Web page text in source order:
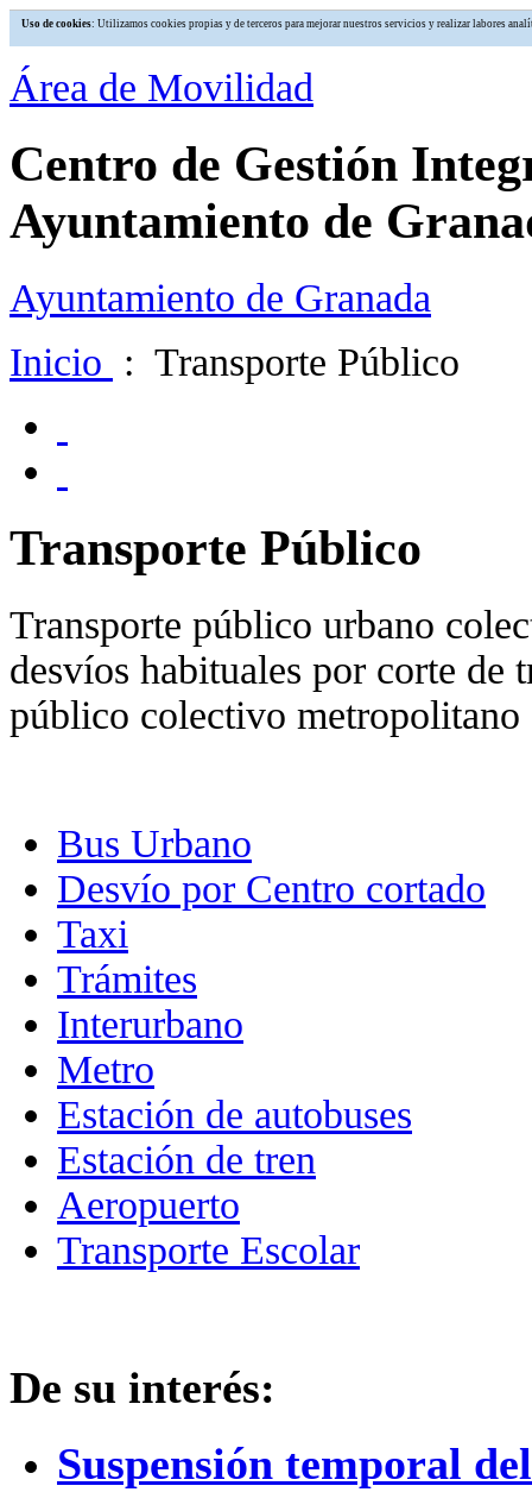
Uso de cookies: Utilizamos cookies propias y de terceros para mejorar nuestros servicios y realizar labores
Área de Movilidad
Centro de Gestión
Ayuntamiento de
Ayuntamiento de Granada
Inicio : Transporte Público
Transporte Público
Transporte público urbano
desvíos habituales por corte de
público colectivo metropolitano
Bus Urbano
Desvío por Centro cortado
Taxi
Trámites
Interurbano
Metro
Estación de autobuses
Estación de tren
Aeropuerto
Transporte Escolar
De su interés:
Suspensión temporal